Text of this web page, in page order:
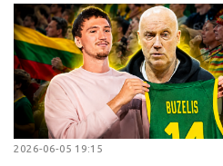
2026-06-05 19:15